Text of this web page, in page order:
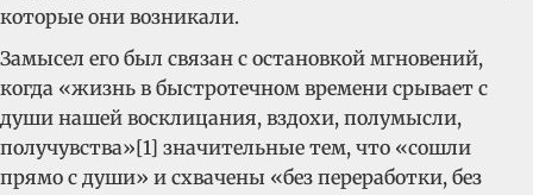
которые они возникали.
Замысел его был связан с остановкой мгновений,
когда «жизнь в быстротечном времени срывает с
души нашей восклицания, вздохи, полумысли,
получувства»[1] значительные тем, что «сошли
прямо с души» и схвачены «без переработки, без